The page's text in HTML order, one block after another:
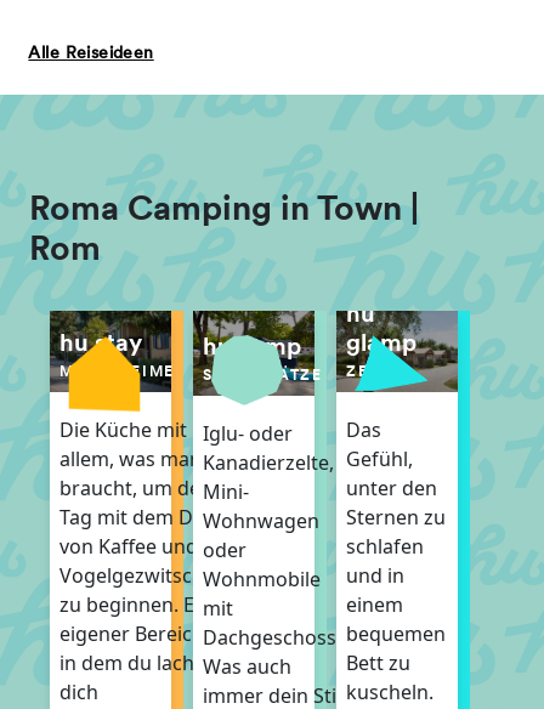
Alle Reiseideen
Roma Camping in Town |
Rom
hu stay
MOBILHEIME
Die Küche mit
allem, was man
braucht, um den
Tag mit dem Duft
von Kaffee und
Vogelgezwitscher
zu beginnen. Ein
eigener Bereich,
in dem du lachen,
dich
hu camp
STELLPLÄTZE
Iglu- oder
Kanadierzelte,
Mini-
Wohnwagen
oder
Wohnmobile
mit
Dachgeschoss.
Was auch
immer dein Stil
hu
glamp
ZELTE
Das
Gefühl,
unter den
Sternen zu
schlafen
und in
einem
bequemen
Bett zu
kuscheln.